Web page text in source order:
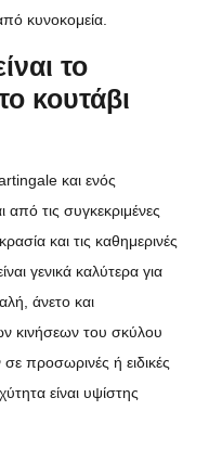
κυνοκομεία.
το
κουτάβι
και ενός
τις συγκεκριμένες
και τις καθημερινές
γενικά καλύτερα για
άνετο και
κινήσεων του σκύλου
προσωρινές ή ειδικές
είναι υψίστης